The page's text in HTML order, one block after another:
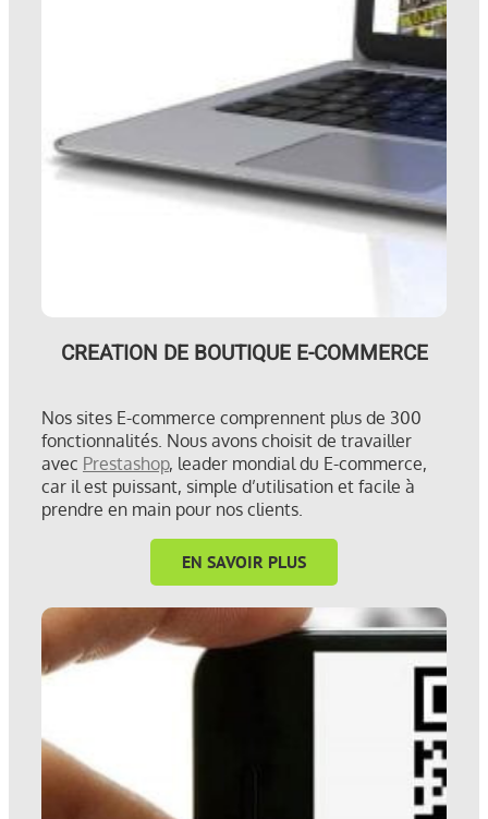
CREATION DE BOUTIQUE E-COMMERCE
Nos sites E-commerce comprennent plus de 300
fonctionnalités. Nous avons choisit de travailler
avec Prestashop, leader mondial du E-commerce,
car il est puissant, simple d’utilisation et facile à
prendre en main pour nos clients.
EN SAVOIR PLUS